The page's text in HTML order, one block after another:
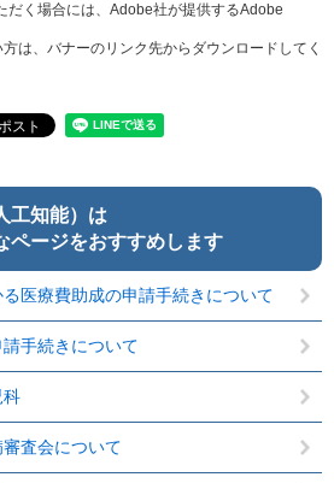
だく場合には、Adobe社が提供するAdobe
は、バナーのリンク先からダウンロードしてく
工知能）は
ページをおすすめします
医療費助成の申請手続きについて
手続きについて
科
査会について